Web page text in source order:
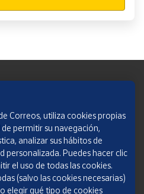
Correos, utiliza cookies propias
permitir su navegación,
analizar sus hábitos de
personalizada. Puedes hacer clic
el uso de todas las cookies.
(salvo las cookies necesarias)
elegir qué tipo de cookies